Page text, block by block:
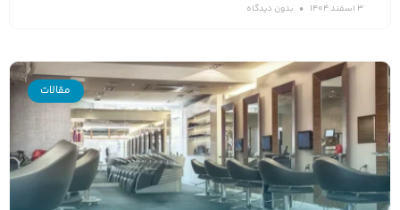
3 اسفند 1404 بدون دیدگاه
مقالات